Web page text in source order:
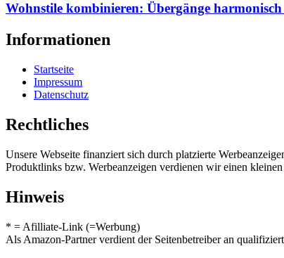
Wohnstile kombinieren: Übergänge harmonisch
Informationen
Startseite
Impressum
Datenschutz
Rechtliches
Unsere Webseite finanziert sich durch platzierte
Produktlinks bzw. Werbeanzeigen verdienen wir einen
Hinweis
* = Afilliate-Link (=Werbung)
Als Amazon-Partner verdient der Seitenbetreiber an